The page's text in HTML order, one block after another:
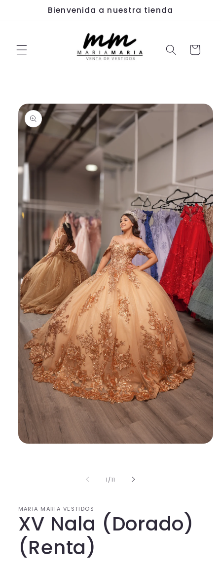
directamenteBienvenida a nuestra tienda
Carrito
información
del producto
1/de
11
MARIA MARIA VESTIDOS
XV Nala (Dorado)
(Renta)